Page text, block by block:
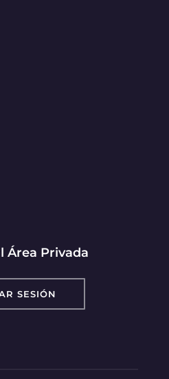
Área Privada
SESIÓN